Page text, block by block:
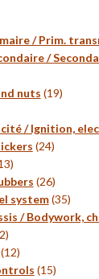
/ Prim.
/
nuts 1919
/ Ignition,
2424
13
produits
2626
produits
system 3535
/ Bodywork,
2
produits
1212
produits
1515